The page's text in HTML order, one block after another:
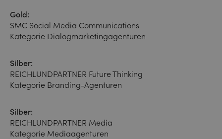
Gold:
SMC Social Media Communications
Kategorie Dialogmarketingagenturen
Silber:
REICHLUNDPARTNER Future Thinking
Kategorie Branding-Agenturen
Silber:
REICHLUNDPARTNER Media
Kategorie Mediaagenturen